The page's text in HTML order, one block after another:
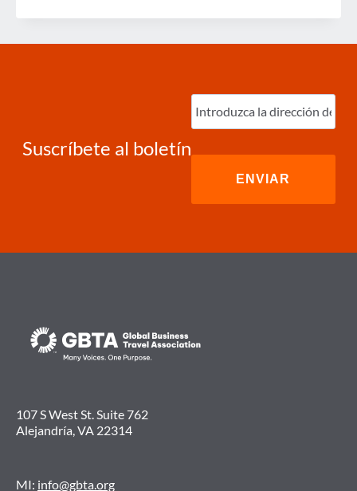
MAYOR
BENEFICIO
Suscríbete al boletín
Ingrese
correo
electrónico
107 S West St. Suite 762
Alejandría, VA 22314
MI: info@gbta.org